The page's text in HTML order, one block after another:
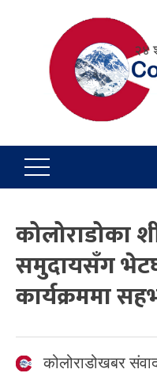
२४
कोलोराडोका
समुदायसँग
कार्यक्रममा
कोलोराडोखबर